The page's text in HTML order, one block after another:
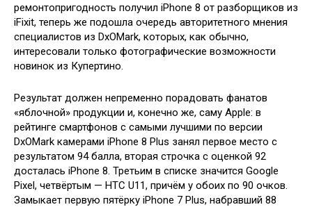
ремонтопригодность получил iPhone 8 от разборщиков из
iFixit, теперь же подошла очередь авторитетного мнения
специалистов из DxOMark, которых, как обычно,
интересовали только фотографические возможности
новинок из Купертино.
Результат должен непременно порадовать фанатов
«яблочной» продукции и, конечно же, саму Apple: в
рейтинге смартфонов с самыми лучшими по версии
DxOMark камерами iPhone 8 Plus занял первое место с
результатом 94 балла, вторая строчка с оценкой 92
досталась iPhone 8. Третьим в списке значится Google
Pixel, четвёртым — HTC U11, причём у обоих по 90 очков.
Замыкает первую пятёрку iPhone 7 Plus, набравший 88